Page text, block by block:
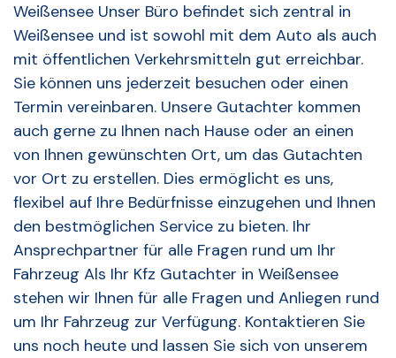
Weißensee Unser Büro befindet sich zentral in
Weißensee und ist sowohl mit dem Auto als auch
mit öffentlichen Verkehrsmitteln gut erreichbar.
Sie können uns jederzeit besuchen oder einen
Termin vereinbaren. Unsere Gutachter kommen
auch gerne zu Ihnen nach Hause oder an einen
von Ihnen gewünschten Ort, um das Gutachten
vor Ort zu erstellen. Dies ermöglicht es uns,
flexibel auf Ihre Bedürfnisse einzugehen und Ihnen
den bestmöglichen Service zu bieten. Ihr
Ansprechpartner für alle Fragen rund um Ihr
Fahrzeug Als Ihr Kfz Gutachter in Weißensee
stehen wir Ihnen für alle Fragen und Anliegen rund
um Ihr Fahrzeug zur Verfügung. Kontaktieren Sie
uns noch heute und lassen Sie sich von unserem